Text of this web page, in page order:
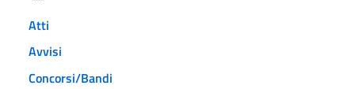
Atti
Avvisi
Concorsi/Bandi